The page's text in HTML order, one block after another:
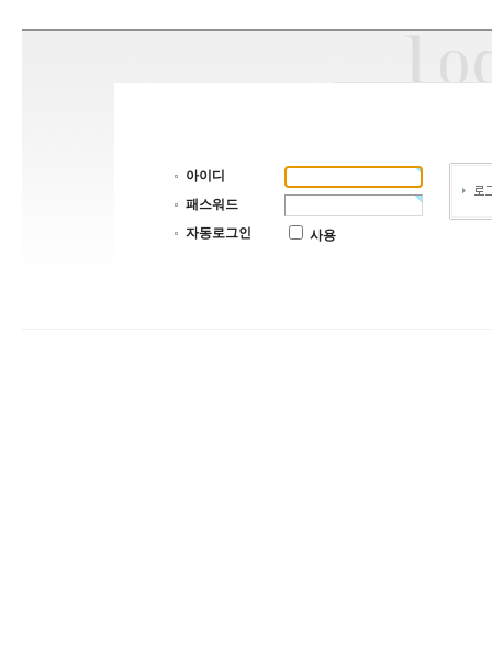
아이디
패스워드
자동로그인
사용